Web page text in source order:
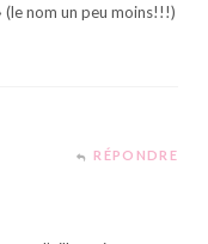
(le nom un peu moins!!!)
RÉPONDRE